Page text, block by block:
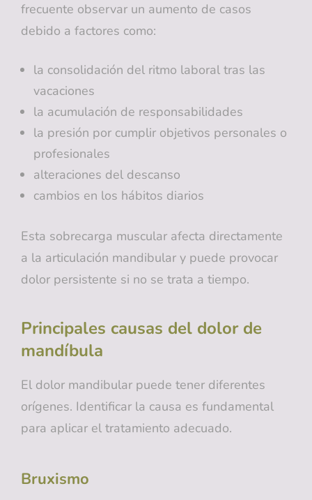
frecuente observar un aumento de casos
debido a factores como:
la consolidación del ritmo laboral tras las
vacaciones
la acumulación de responsabilidades
la presión por cumplir objetivos personales o
profesionales
alteraciones del descanso
cambios en los hábitos diarios
Esta sobrecarga muscular afecta directamente
a la articulación mandibular y puede provocar
dolor persistente si no se trata a tiempo.
Principales causas del dolor de
mandíbula
El dolor mandibular puede tener diferentes
orígenes. Identificar la causa es fundamental
para aplicar el tratamiento adecuado.
Bruxismo